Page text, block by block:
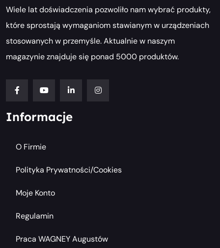
Wiele lat doświadczenia pozwoliło nam wybrać produkty,
które sprostają wymaganiom stawianym w urządzeniach
stosowanych w przemyśle. Aktualnie w naszym
magazynie znajduje się ponad 5000 produktów.
Informacje
O Firmie
Polityka Prywatności/cookies
Moje Konto
Regulamin
Praca WAGNEY Augustów